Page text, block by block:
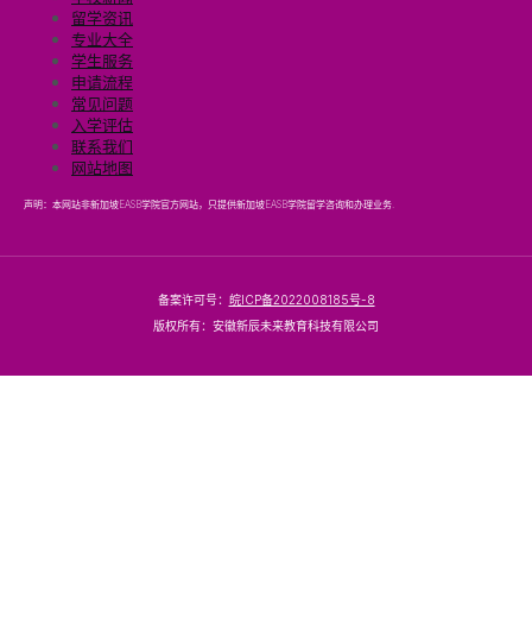
留学资讯
专业大全
学生服务
申请流程
常见问题
入学评估
联系我们
网站地图
声明：本网站非新加坡EASB学院官方网站，只提供新加坡EASB学院留学咨询和办理业务.
备案许可号： 皖ICP备2022008185号-8
版权所有：安徽新辰未来教育科技有限公司